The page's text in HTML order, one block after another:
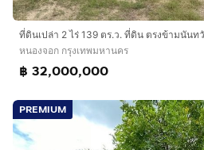
หนองจอก กรุงเทพมหานคร
฿ 32,000,000
PREMIUM